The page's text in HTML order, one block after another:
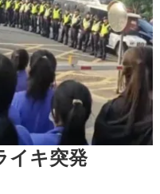
イキ突発